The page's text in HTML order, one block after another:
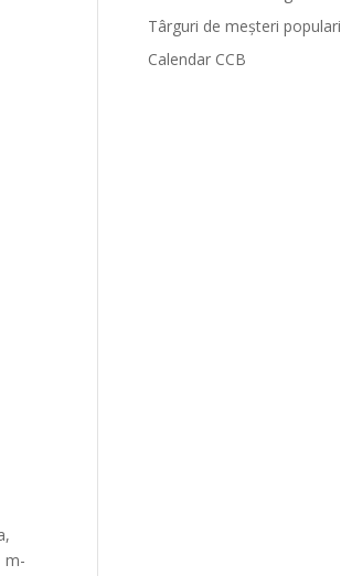
m-
Târguri de meșteri populari
Calendar CCB